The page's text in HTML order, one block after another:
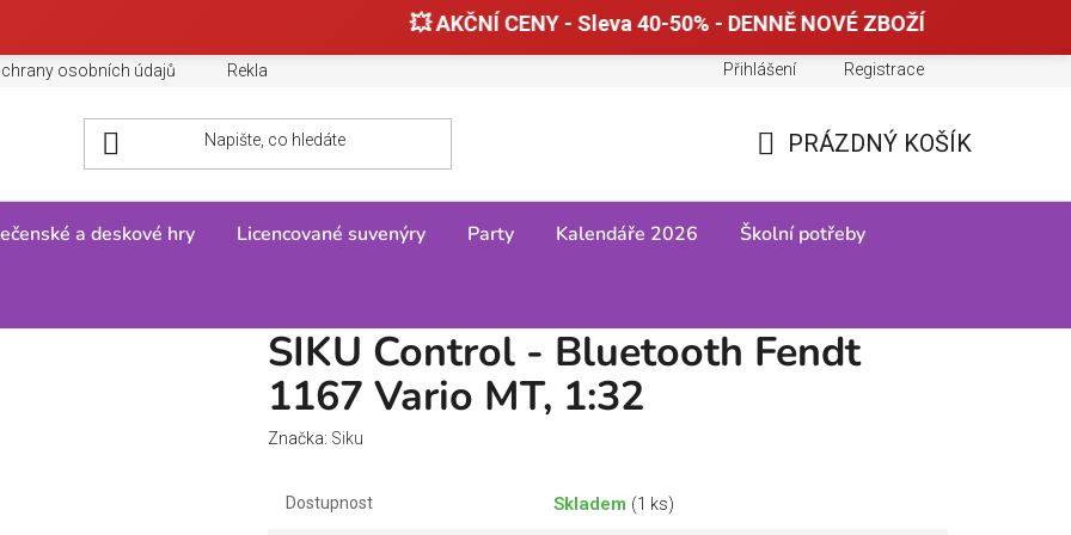
💥 AKČNÍ CENY - Sleva 40-50% - DENNĚ NOVÉ ZBOŽÍ
osobních údajů Reklamace, výměny a vrácení zboží Tabulky velikostí
Přihlášení Registrace
KOŠÍK
PRÁZDNÝ KOŠÍK
a deskové hry Licencované suvenýry Party Kalendáře 2026 Školní potřeby
SIKU Control - Bluetooth Fendt
1167 Vario MT, 1:32
Značka: Siku
Dostupnost Skladem (1 ks)